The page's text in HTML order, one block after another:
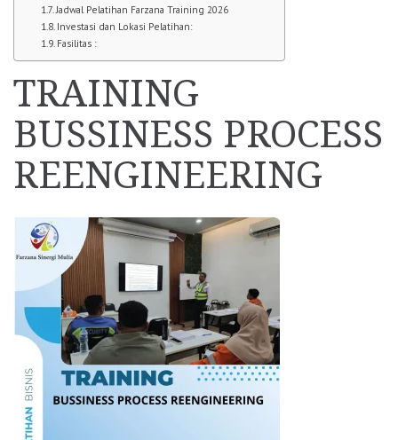
Jadwal Pelatihan Farzana Training 2026
Investasi dan Lokasi Pelatihan:
Fasilitas :
TRAINING
BUSSINESS PROCESS
REENGINEERING